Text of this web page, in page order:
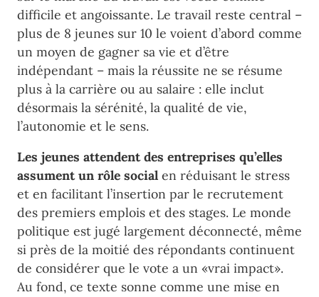
difficile et angoissante. Le travail reste central –
plus de 8 jeunes sur 10 le voient d’abord comme
un moyen de gagner sa vie et d’être
indépendant – mais la réussite ne se résume
plus à la carrière ou au salaire : elle inclut
désormais la sérénité, la qualité de vie,
l’autonomie et le sens.
Les jeunes attendent des entreprises qu’elles
assument un rôle social en réduisant le stress
et en facilitant l’insertion par le recrutement
des premiers emplois et des stages. Le monde
politique est jugé largement déconnecté, même
si près de la moitié des répondants continuent
de considérer que le vote a un «vrai impact».
Au fond, ce texte sonne comme une mise en